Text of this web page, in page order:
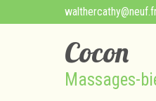
Cocon
Massages-